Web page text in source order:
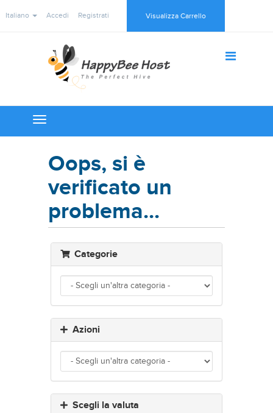
Italiano Accedi Registrati Visualizza Carrello
Toggle
navigation
Oops, si è
verificato un
problema...
Categorie
Azioni
Scegli la valuta